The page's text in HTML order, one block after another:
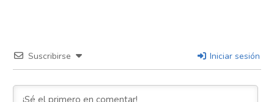
Suscribirse Iniciar sesión